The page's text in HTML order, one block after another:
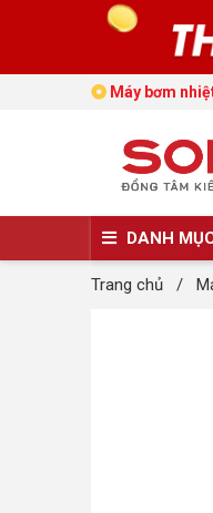
Máy bơm
DANH
Trang chủ /